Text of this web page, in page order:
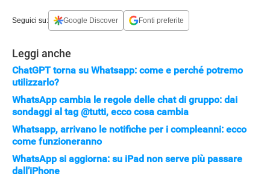
Seguici su: Google Discover Fonti preferite
Leggi anche
ChatGPT torna su Whatsapp: come e perché potremo
utilizzarlo?
WhatsApp cambia le regole delle chat di gruppo: dai
sondaggi al tag @tutti, ecco cosa cambia
Whatsapp, arrivano le notifiche per i compleanni: ecco
come funzioneranno
WhatsApp si aggiorna: su iPad non serve più passare
dall’iPhone